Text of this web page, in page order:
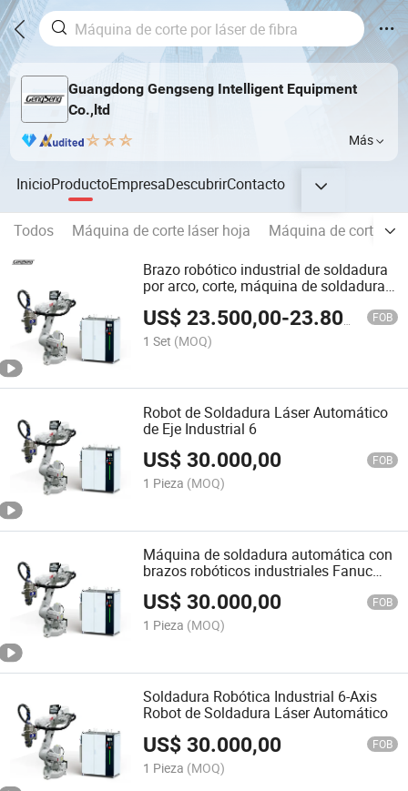
Guangdong Gengseng Intelligent Equipment
Co.,ltd
Más
InicioProductoEmpresaDescubrirContacto
Todos Máquina de corte láser hoja
Máquina de corte
Brazo robótico industrial de soldadura
por arco, corte, máquina de soldadura
metal
US$23.500,00-23.800,00 FOB
1 Set (MOQ)
Robot de Soldadura Láser Automático
de Eje Industrial 6
US$30.000,00 FOB
1 Pieza (MOQ)
Máquina de soldadura automática con
brazos robóticos industriales Fanuc
ABB para corte y soldadura láser
US$30.000,00 FOB
1 Pieza (MOQ)
Soldadura Robótica Industrial 6-Axis
Robot de Soldadura Láser Automático
US$30.000,00 FOB
1 Pieza (MOQ)